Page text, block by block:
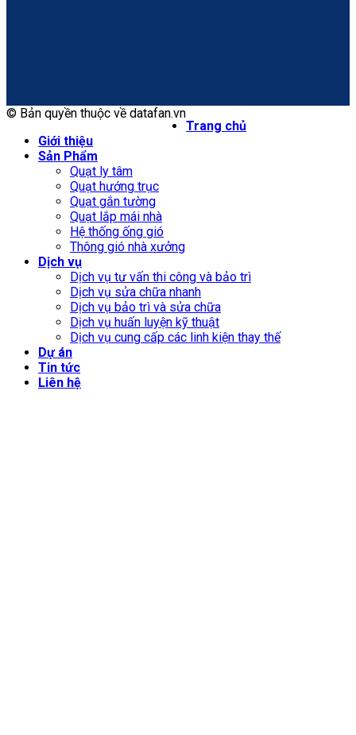
© Bản quyền thuộc về datafan.vn
Trang chủ
Giới thiệu
Sản Phẩm
Quạt ly tâm
Quạt hướng trục
Quạt gắn tường
Quạt lắp mái nhà
Hệ thống ống gió
Thông gió nhà xưởng
Dịch vụ
Dịch vụ tư vấn thi công và bảo trì
Dịch vụ sửa chữa nhanh
Dịch vụ bảo trì và sửa chữa
Dịch vụ huấn luyện kỹ thuật
Dịch vụ cung cấp các linh kiện thay thế
Dự án
Tin tức
Liên hệ